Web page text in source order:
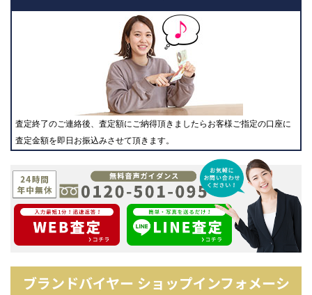
査定終了のご連絡後、査定額にご納得頂きましたらお客様ご指定の口座に
査定金額を即日お振込みさせて頂きます。
ブランドバイヤー ショップインフォメーシ